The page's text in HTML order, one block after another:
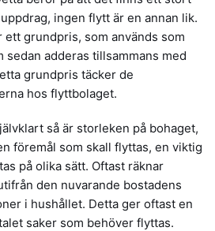
ingen flytt är en annan lik.
grundpris, som används som
sedan adderas tillsammans med
grundpris täcker de
hos flyttbolaget.
så är storleken på bohaget,
föremål som skall flyttas, en viktig
på olika sätt. Oftast räknar
den nuvarande bostadens
i hushållet. Detta ger oftast en
saker som behöver flyttas.